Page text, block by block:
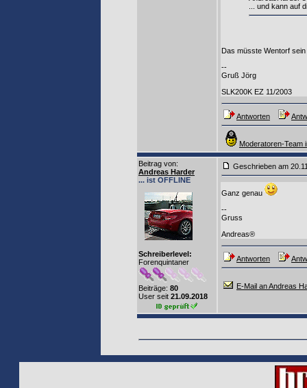
... und kann auf
Das müsste Wentorf sein
--
Gruß Jörg
SLK200K EZ 11/2003
Antworten
Moderatoren-Team
Beitrag von:
Andreas Harder
... ist OFFLINE
Schreiberlevel:
Forenquintaner
Beiträge: 80
User seit 21.09.2018
Geschrieben am
Ganz genau
--
Gruss
Andreas®
Antworten
E-Mail an Andreas